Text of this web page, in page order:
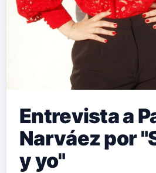
Entrevista a
Narváez por
y yo"